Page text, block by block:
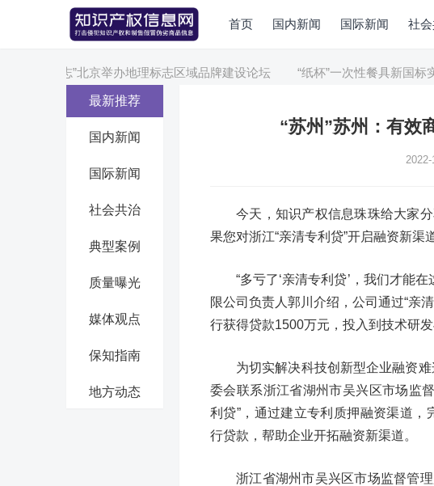
首页 国内新闻 国际新闻 社
“标志”北京举办地理标志区域品牌建设论坛 “纸杯”一次性餐具新国标实
最新推荐
国内新闻
国际新闻
社会共治
典型案例
质量曝光
媒体观点
保知指南
地方动态
“苏州”苏州：有效
今天，知识产权信息珠珠给大家
果您对浙江“亲清专利贷”开启融资新渠
“多亏了‘亲清专利贷’，我们才能
限公司负责人郭川介绍，公司通过“亲
行获得贷款1500万元，投入到技术研发
为切实解决科技创新型企业融资
委会联系浙江省湖州市吴兴区市场监
利贷”，通过建立专利质押融资渠道
行贷款，帮助企业开拓融资新渠道。
浙江省湖州市吴兴区市场监督管